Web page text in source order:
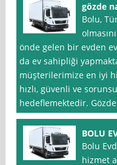
gözde
Bolu,
önde gelen bir evden
da ev sahipliği
müşterilerimize en iyi
hızlı, güvenli ve
hedeflemektedir. Gözde
BOLU
Bolu
hizmet